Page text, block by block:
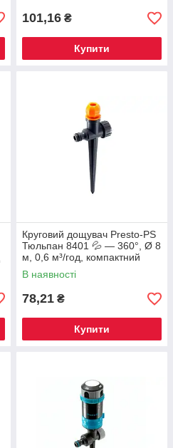
101,16 ₴
Купити
Круговий дощувач Presto-PS
Тюльпан 8401 💦 — 360°, Ø 8
м, 0,6 м³/год, компактний
полив газону та грядок
В наявності
78,21 ₴
Купити